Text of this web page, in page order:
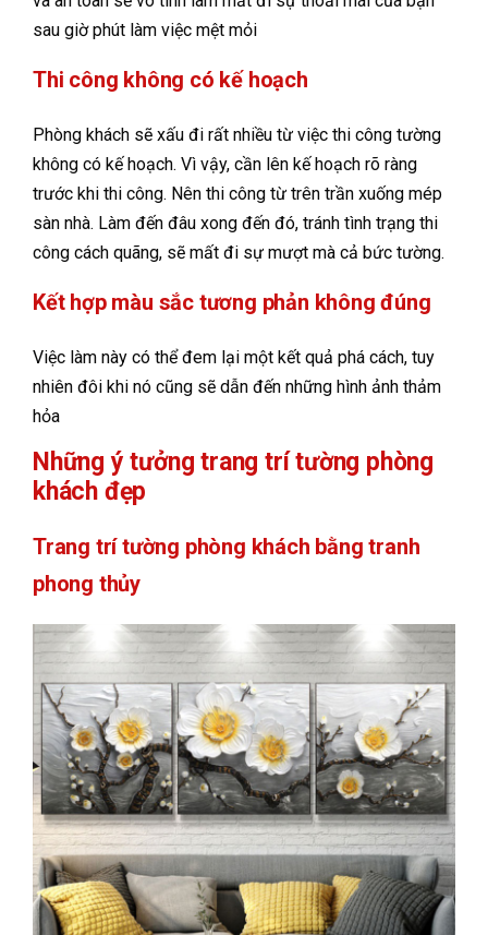
sau giờ phút làm việc mệt mỏi
Thi công không có kế hoạch
Phòng khách sẽ xấu đi rất nhiều từ việc thi công tường
không có kế hoạch. Vì vậy, cần lên kế hoạch rõ ràng
trước khi thi công. Nên thi công từ trên trần xuống mép
sàn nhà. Làm đến đâu xong đến đó, tránh tình trạng thi
công cách quãng, sẽ mất đi sự mượt mà cả bức tường.
Kết hợp màu sắc tương phản không đúng
Việc làm này có thể đem lại một kết quả phá cách, tuy
nhiên đôi khi nó cũng sẽ dẫn đến những hình ảnh thảm
hỏa
Những ý tưởng trang trí tường phòng
khách đẹp
Trang trí tường phòng khách bằng tranh
phong thủy